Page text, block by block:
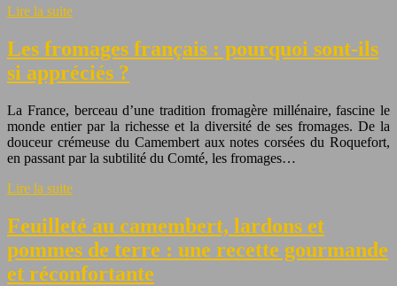
Lire la suite
Les fromages français : pourquoi sont-ils
si appréciés ?
La France, berceau d’une tradition fromagère millénaire, fascine le
monde entier par la richesse et la diversité de ses fromages. De la
douceur crémeuse du Camembert aux notes corsées du Roquefort,
en passant par la subtilité du Comté, les fromages…
Lire la suite
Feuilleté au camembert, lardons et
pommes de terre : une recette gourmande
et réconfortante